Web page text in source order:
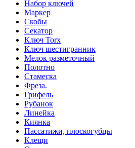
Набор ключей
Маркер
Скобы
Секатор
Ключ Torx
Ключ шестигранник
Мелок разметочный
Полотно
Стамеска
Фреза.
Грифель
Рубанок
Линейка
Киянка
Пассатижи, плоскогубцы
Клещи